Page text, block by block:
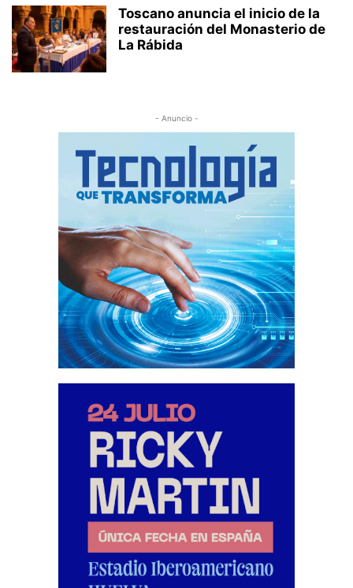
Toscano anuncia el inicio de la
restauración del Monasterio de
La Rábida
- Anuncio -